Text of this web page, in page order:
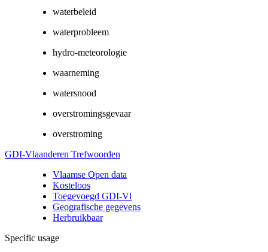
waterbeleid
waterprobleem
hydro-meteorologie
waarneming
watersnood
overstromingsgevaar
overstroming
GDI-Vlaanderen Trefwoorden
Vlaamse Open data
Kosteloos
Toegevoegd GDI-Vl
Geografische gegevens
Herbruikbaar
Specific usage